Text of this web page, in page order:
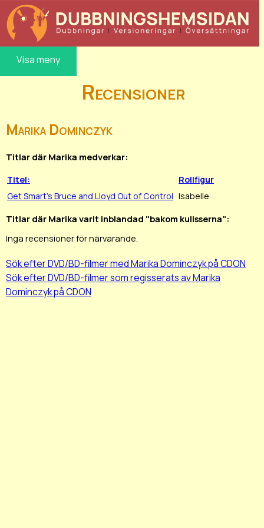
Visa meny
Recensioner
Marika Dominczyk
Titlar där Marika medverkar:
Titel:
Rollfigur
Get Smart's Bruce and Lloyd Out of Control Isabelle
Titlar där Marika varit inblandad "bakom kulisserna":
Inga recensioner för närvarande.
Sök efter DVD/BD-filmer med Marika Dominczyk på CDON
Sök efter DVD/BD-filmer som regisserats av Marika
Dominczyk på CDON